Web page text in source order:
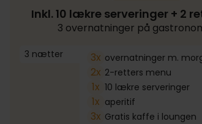
Inkl. 10 lækre serveringer + 2
3 overnatninger på
3 nætter 3x overnatninger m.
2x 2-retters menu
1x 10 lækre serveringer
1x aperitif
3x Gratis kaffe i loungen